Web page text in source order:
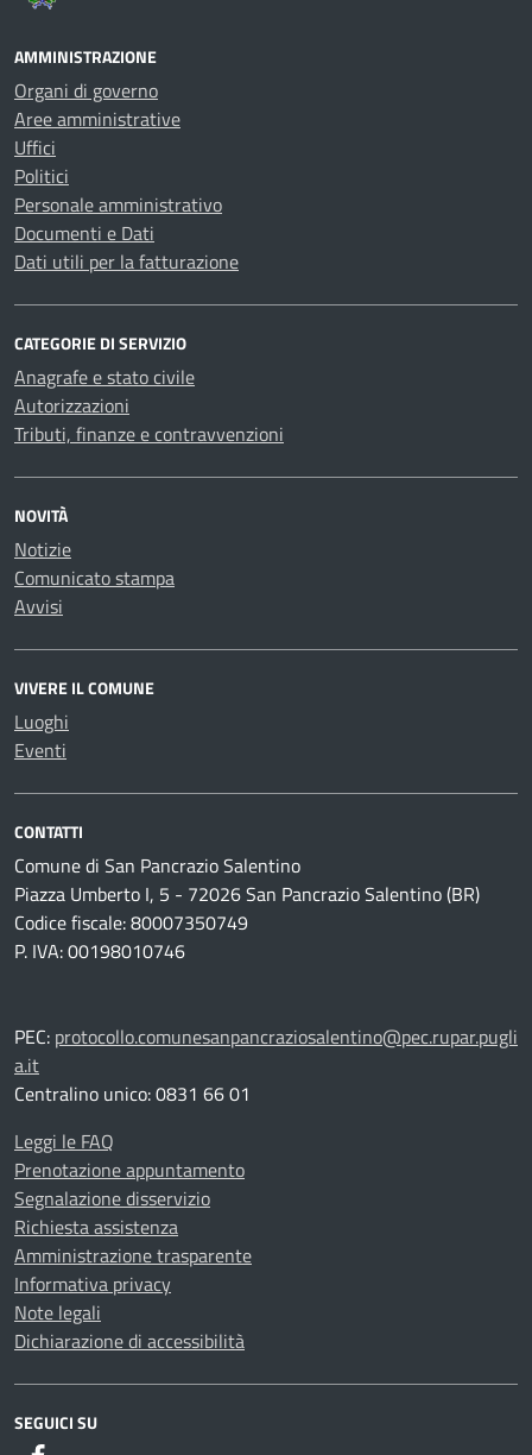
AMMINISTRAZIONE
Organi di governo
Aree amministrative
Uffici
Politici
Personale amministrativo
Documenti e Dati
Dati utili per la fatturazione
CATEGORIE DI SERVIZIO
Anagrafe e stato civile
Autorizzazioni
Tributi, finanze e contravvenzioni
NOVITÀ
Notizie
Comunicato stampa
Avvisi
VIVERE IL COMUNE
Luoghi
Eventi
CONTATTI
Comune di San Pancrazio Salentino
Piazza Umberto I, 5 - 72026 San Pancrazio Salentino (BR)
Codice fiscale: 80007350749
P. IVA: 00198010746
PEC: protocollo.comunesanpancraziosalentino@pec.rupar.pugli
a.it
Centralino unico: 0831 66 01
Leggi le FAQ
Prenotazione appuntamento
Segnalazione disservizio
Richiesta assistenza
Amministrazione trasparente
Informativa privacy
Note legali
Dichiarazione di accessibilità
SEGUICI SU